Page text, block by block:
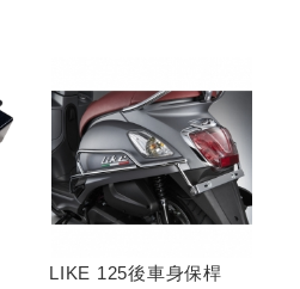
LIKE 125後車身保桿